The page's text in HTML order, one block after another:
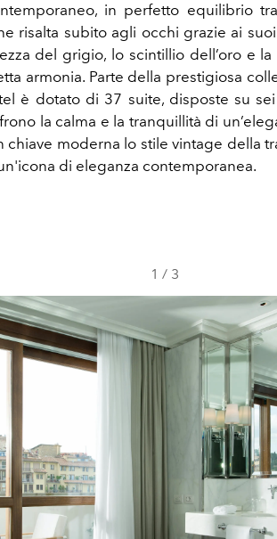
in perfetto equilibrio
risalta subito agli occhi grazie ai
del grigio, lo scintillio dell’oro e
armonia. Parte della prestigiosa
è dotato di 37 suite, disposte su
la calma e la tranquillità di
chiave moderna lo stile vintage della
di eleganza contemporanea.
1 / 3